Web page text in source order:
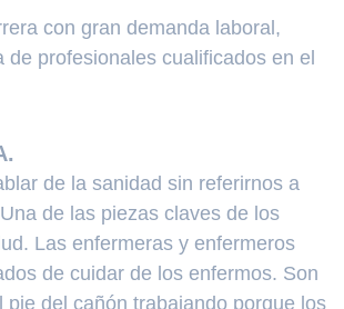
con gran demanda laboral,
de profesionales cualificados en el
de la sanidad sin referirnos a
de las piezas claves de los
Las enfermeras y enfermeros
de cuidar de los enfermos. Son
pie del cañón trabajando porque los